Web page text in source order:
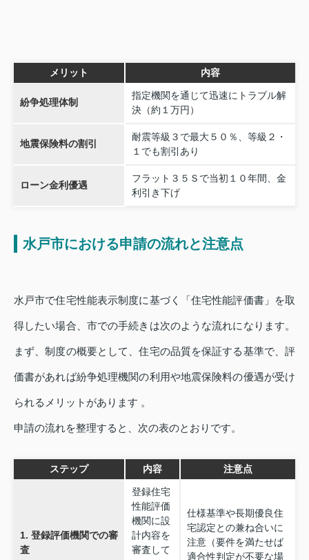
メリット 内容
紛争処理体制
指定機関を通じて迅速にトラブル解
決（約１万円）
地震保険料の割引
耐震等級３で最大５０％、等級２・
１でも割引あり
ローン金利優遇
フラット３５Ｓで当初１０年間、金
利引き下げ
水戸市における申請の流れと注意点
水戸市で住宅性能表示制度に基づく「住宅性能評価書」を取
得したい場合、市での手続きは次のような流れになります。
まず、制度の概要として、住宅の品質を保証する基準で、評
価書があれば紛争処理機関の利用や地震保険料の優遇が受け
られるメリットがあります 。
申請の流れを整理すると、次の表のとおりです。
ステップ 内容 注意点
1. 登録評価機関での審
査
登録住宅
性能評価
機関に設
計内容を
審査して
仕様基準や長期優良住
宅認定との兼ね合いに
注意（要件を満たせば
適合性判定が不要な場